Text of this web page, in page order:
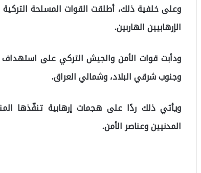
وعلى خلفية ذلك، أطلقت القوات المسلحة
الإرهابيين الهاربين.
ودأبت قوات الأمن والجيش التركي على استهداف
وجنوب شرقي البلاد، وشمالي العراق.
ويأتي ذلك ردًا على هجمات إرهابية تنفّذها
المدنيين وعناصر الأمن.